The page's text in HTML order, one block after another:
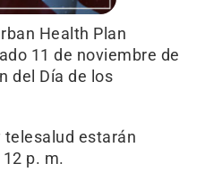
Health Plan
11 de noviembre de
del Día de los
telesalud estarán
p. m.